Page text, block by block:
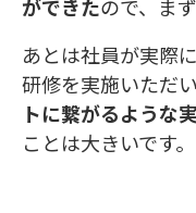
ができたので、ま
あとは社員が実際
研修を実施いただい
トに繋がるような
ことは大きいです。